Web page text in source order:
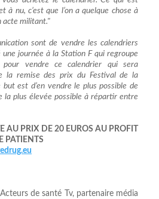
à nu, c’est que l’on a quelque chose à
acte militant."
sont de vendre les calendriers
journée à la Station F qui regroupe
pour vendre ce calendrier qui sera
la remise des prix du Festival de la
est d’en vendre le plus possible de
la plus élevée possible à répartir entre
AU PRIX DE 20 EUROS AU PROFIT
PATIENTS
de santé Tv, partenaire média